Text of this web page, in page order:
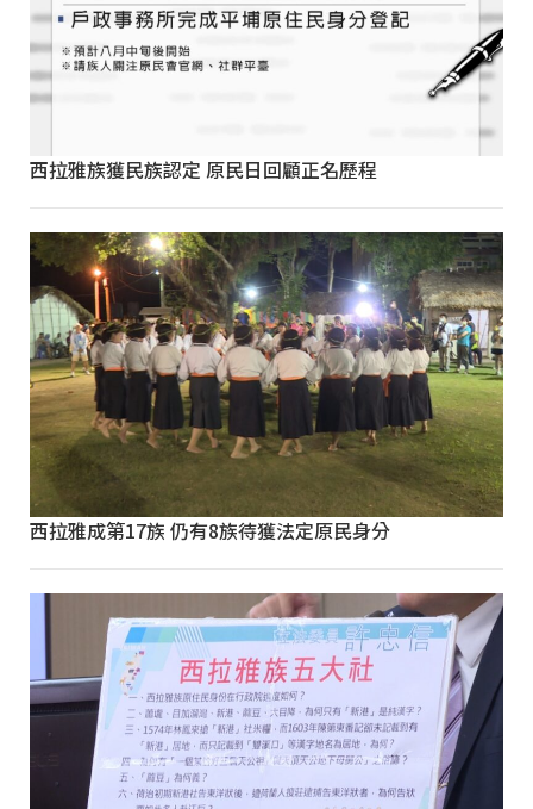
西拉雅族獲民族認定 原民日回顧正名歷程
西拉雅成第17族 仍有8族待獲法定原民身分